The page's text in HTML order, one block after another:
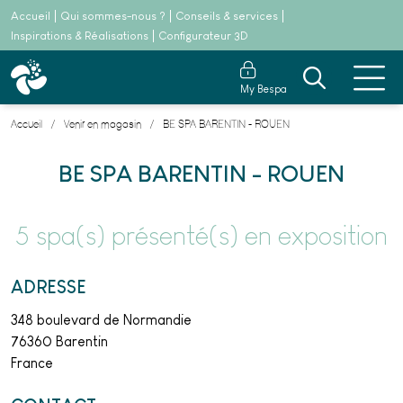
Accueil Qui sommes-nous ?
Conseils & services
Inspirations & Réalisations
Configurateur 3D
My Bespa
Accueil Venir en magasin BE SPA BARENTIN - ROUEN
BE SPA BARENTIN - ROUEN
5 spa(s) présenté(s) en exposition
ADRESSE
348 boulevard de Normandie
76360 Barentin
France